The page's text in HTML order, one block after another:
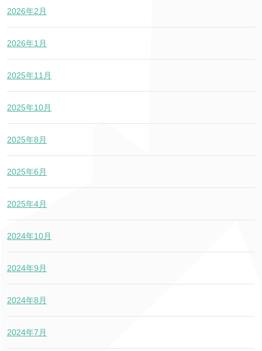
2026年2月
2026年1月
2025年11月
2025年10月
2025年8月
2025年6月
2025年4月
2024年10月
2024年9月
2024年8月
2024年7月